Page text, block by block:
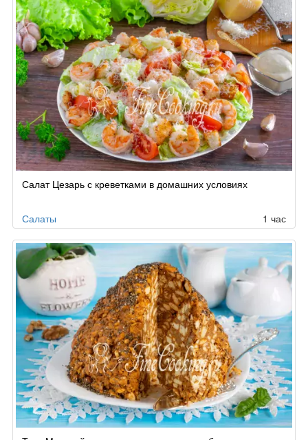
Салат Цезарь с креветками в домашних условиях
Салаты 1 час